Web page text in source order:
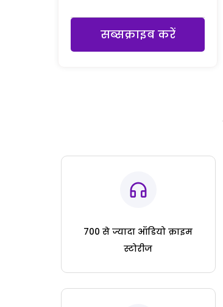
सब्सक्राइब करें
700 से ज्यादा ऑडियो क्राइम
स्टोरीज